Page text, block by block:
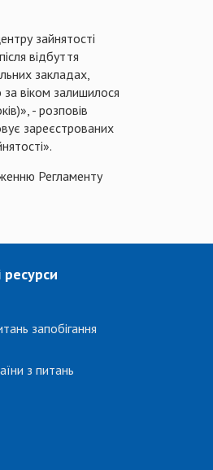
зайнятості
відбуття
закладах,
віком залишилося
- розповів
зареєстрованих
Регламенту
ресурси
запобігання
з питань